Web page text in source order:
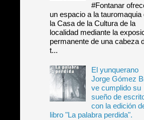
#Fontanar
un espacio a la tauromaquia
la Casa de la Cultura de la
localidad mediante la
permanente de una cabeza
t...
El yunquerano
Jorge Gómez
ve cumplido su
sueño de
con la edición
libro "La palabra perdida".